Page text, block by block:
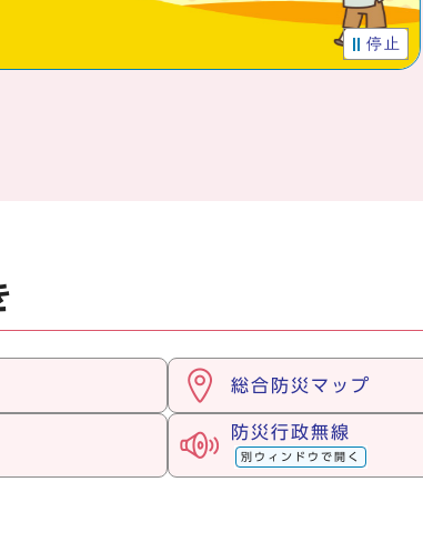
停止
総合防災マップ
防災行政無線
別ウィンドウで開く